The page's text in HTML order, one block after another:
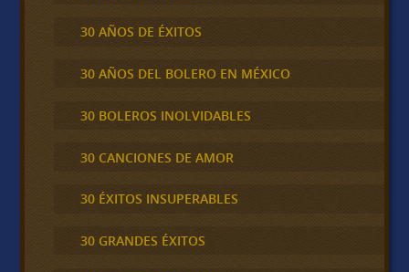
30 AÑOS DE ÉXITOS
30 AÑOS DEL BOLERO EN MÉXICO
30 BOLEROS INOLVIDABLES
30 CANCIONES DE AMOR
30 ÉXITOS INSUPERABLES
30 GRANDES ÉXITOS